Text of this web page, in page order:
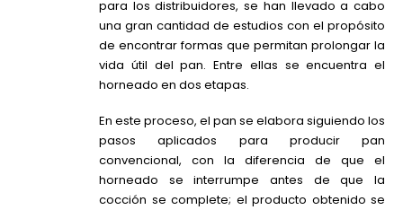
para los distribuidores, se han llevado a cabo
una gran cantidad de estudios con el propósito
de encontrar formas que permitan prolongar la
vida útil del pan. Entre ellas se encuentra el
horneado en dos etapas.
En este proceso, el pan se elabora siguiendo los
pasos aplicados para producir pan
convencional, con la diferencia de que el
horneado se interrumpe antes de que la
cocción se complete; el producto obtenido se